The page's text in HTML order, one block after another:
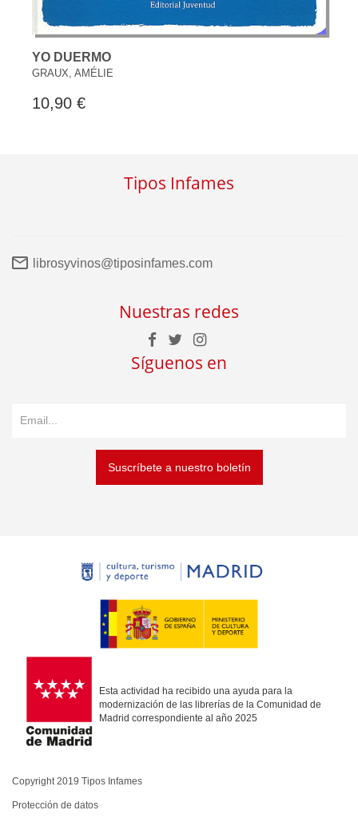
YO DUERMO
GRAUX, AMÉLIE
10,90 €
Tipos Infames
librosyvinos@tiposinfames.com
Nuestras redes
Síguenos en
Suscríbete a nuestro boletín
Esta actividad ha recibido una ayuda para la
modernización de las librerías de la Comunidad de
Madrid correspondiente al año 2025
Copyright 2019 Tipos Infames
Protección de datos